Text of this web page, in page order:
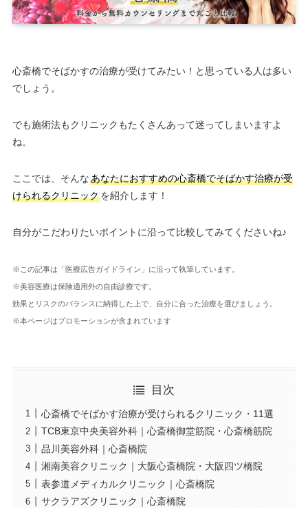
心斎橋でそばかすの治療が受けてみたい！と思っている人は多い
でしょう。
でも施術法もクリニックもたくさんあって迷ってしまいますよ
ね。
ここでは、そんなあなたにおすすめの心斎橋でそばかす治療が受
けられるクリニックを紹介します！
自分がこだわりたいポイントに沿って比較してみてくださいね♪
※この記事は「医療広告ガイドライン」に沿って執筆しています。
※美容医療は保険適用外の自由診療です。
効果とリスクのバランスに納得した上で、自分に合った治療を選びましょう。
※本ページはプロモーションが含まれています
目次
心斎橋でそばかす治療が受けられるクリニック・11選
TCB東京中央美容外科｜心斎橋御堂筋院・心斎橋筋院
品川美容外科｜心斎橋院
湘南美容クリニック｜大阪心斎橋院・大阪四ツ橋院
表参道メディカルクリニック｜心斎橋院
サクラアズクリニック｜心斎橋院